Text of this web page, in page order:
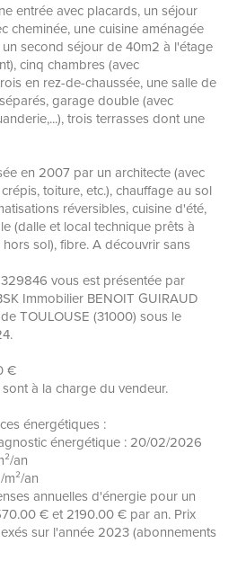
entrée avec placards, un séjour
cheminée, une cuisine aménagée
second séjour de 40m2 à l'étage
cinq chambres (avec
en rez-de-chaussée, une salle de
garage double (avec
trois terrasses dont une
en 2007 par un architecte (avec
toiture, etc.), chauffage au sol
réversibles, cuisine d'été,
(dalle et local technique prêts à
sol), fibre. A découvrir sans
vous est présentée par
Immobilier BENOIT GUIRAUD
TOULOUSE (31000) sous le
€
à la charge du vendeur.
énergétiques :
énergétique : 20/02/2026
an
an
annuelles d'énergie pour un
€ et 2190.00 € par an. Prix
sur l'année 2023 (abonnements